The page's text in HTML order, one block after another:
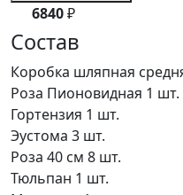
6840₽
Состав
Коробка шляпная
Роза Пионовидная 1 шт.
Гортензия 1 шт.
Эустома 3 шт.
Роза 40 см 8 шт.
Тюльпан 1 шт.